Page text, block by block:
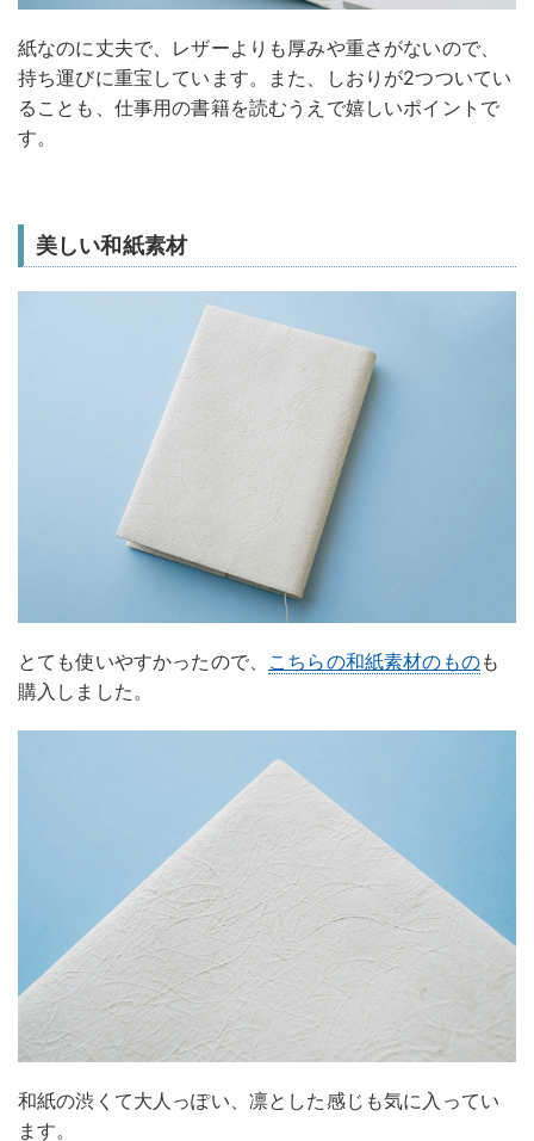
紙なのに丈夫で、レザーよりも厚みや重さがないので、
持ち運びに重宝しています。また、しおりが2つついてい
ることも、仕事用の書籍を読むうえで嬉しいポイントで
す。
美しい和紙素材
とても使いやすかったので、 こちらの和紙素材のものも
購入しました。
和紙の渋くて大人っぽい、凛とした感じも気に入ってい
ます。